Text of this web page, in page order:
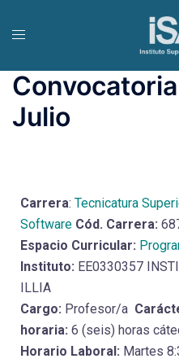
Julio
Carrera: Tecnicatura
Software Cód. Carrera:
Espacio Curricular:
Instituto: EE0330357
ILLIA
Cargo: Profesor/a
horaria: 6 (seis) horas
Horario Laboral: Martes